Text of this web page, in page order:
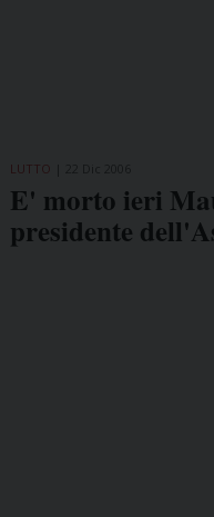
LUTTO
E' morto ieri
presidente